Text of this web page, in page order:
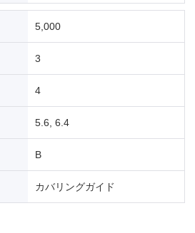
5,000
3
4
5.6, 6.4
B
カバリングガイド